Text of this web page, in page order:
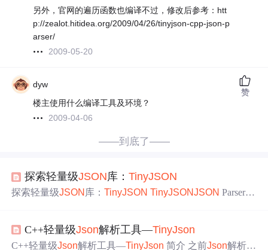
另外，官网的遍历函数也编译不过，修改后参考：htt
p://zealot.hitidea.org/2009/04/26/tinyjson-cpp-json-p
arser/
2009-05-20
dyw
楼主使用什么编译工具及环境？
2009-04-06
赞
——到底了——
探索轻量级JSON库：TinyJSON
探索轻量级JSON 库：TinyJSON TinyJSONJSON Parser &
ct Notation）已成为数据交换的标准格式之一。许多应用和
服务都依赖于JSON进行数据序列化和反序列化。然而，
C++轻量级Json解析工具—TinyJson
C++轻量级Json解析工具—TinyJson 简介 之前Json解析工